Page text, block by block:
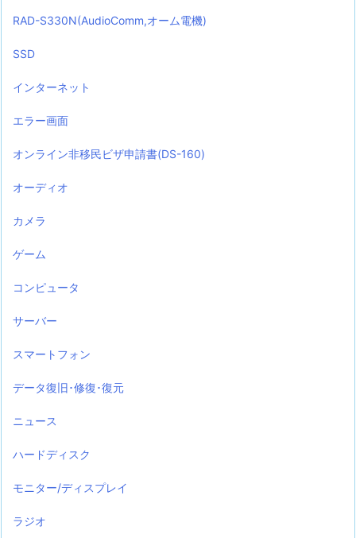
RAD-S330N(AudioComm,オーム電機)
SSD
インターネット
エラー画面
オンライン非移民ビザ申請書(DS-160)
オーディオ
カメラ
ゲーム
コンピュータ
サーバー
スマートフォン
データ復旧･修復･復元
ニュース
ハードディスク
モニター/ディスプレイ
ラジオ